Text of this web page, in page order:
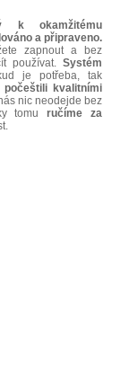
k okamžitému
a připraveno.
zapnout a bez
používat. Systém
je potřeba, tak
kvalitními
nic neodejde bez
tomuručíme za